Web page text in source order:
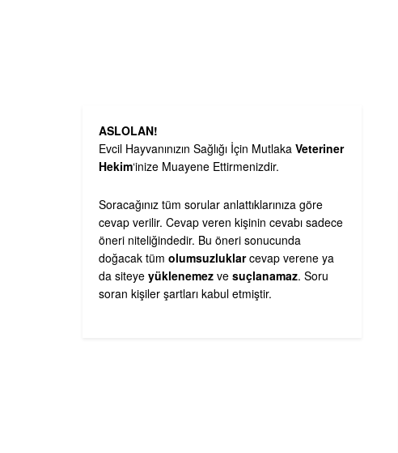
ASLOLAN!
Evcil Hayvanınızın Sağlığı İçin Mutlaka Veteriner
Hekim‘inize Muayene Ettirmenizdir.
Soracağınız tüm sorular anlattıklarınıza göre
cevap verilir. Cevap veren kişinin cevabı sadece
öneri niteliğindedir. Bu öneri sonucunda
doğacak tüm olumsuzluklarcevap verene ya
da siteye yüklenemez ve suçlanamaz. Soru
soran kişiler şartları kabul etmiştir.